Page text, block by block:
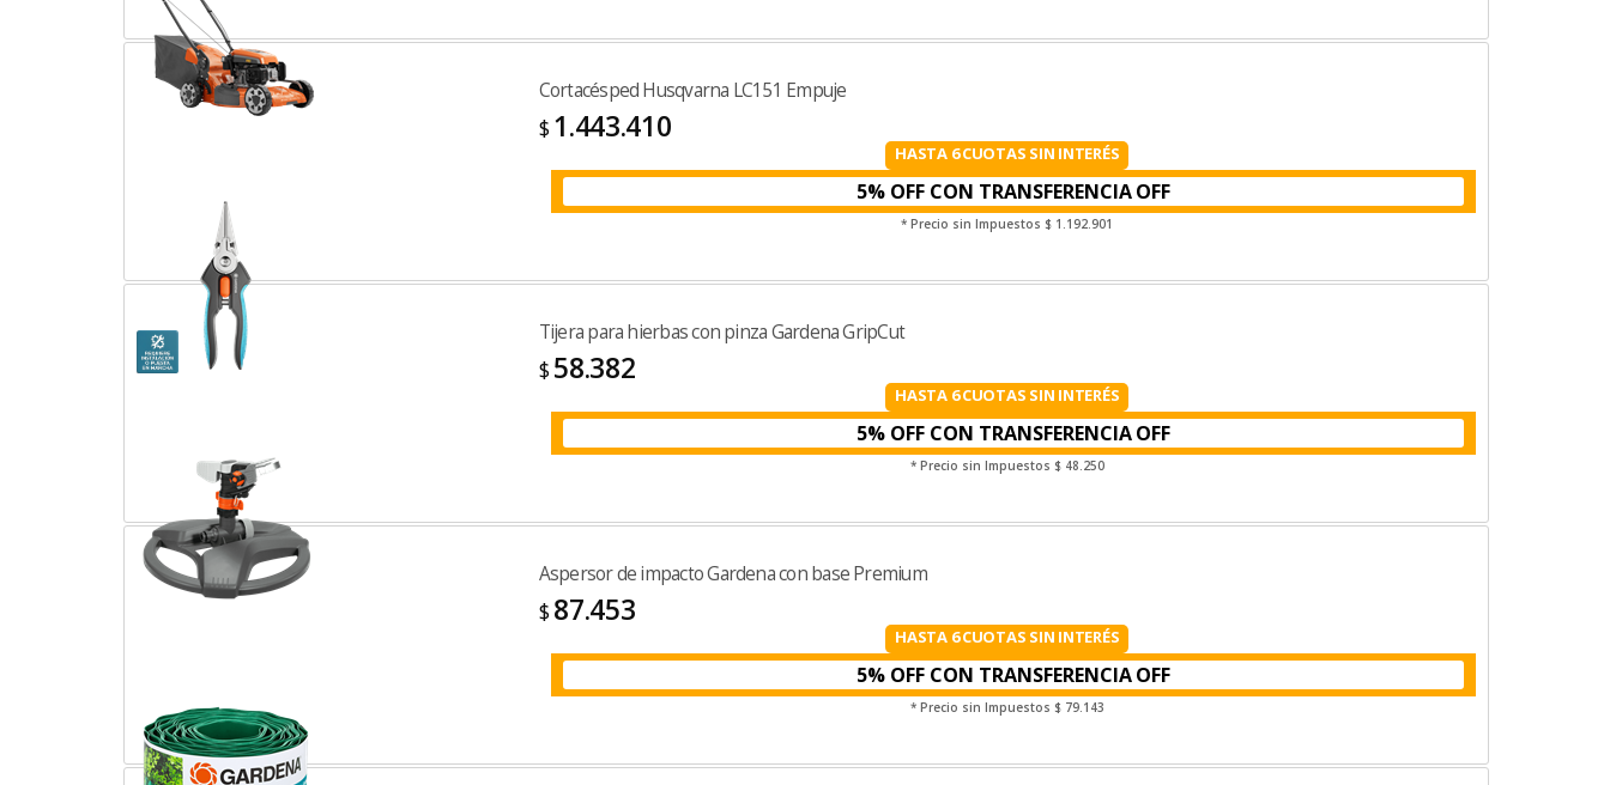
Cortacésped Husqvarna LC151 Empuje
$ 1.443.410
HASTA 6 CUOTAS SIN INTERÉS
5% OFF CON TRANSFERENCIA
* Precio sin Impuestos $ 1.192.901
Tijera para hierbas con pinza Gardena GripCut
$ 58.382
HASTA 6 CUOTAS SIN INTERÉS
5% OFF CON TRANSFERENCIA
* Precio sin Impuestos $ 48.250
Aspersor de impacto Gardena con base Premium
$ 87.453
HASTA 6 CUOTAS SIN INTERÉS
5% OFF CON TRANSFERENCIA
* Precio sin Impuestos $ 79.143